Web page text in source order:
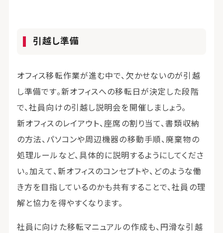
引越し準備
オフィス移転作業が進む中で、欠かせないのが引越
し準備です。新オフィスへの移転日が決定した段階
で、社員向けの引越し説明会を開催しましょう。
新オフィスのレイアウト、座席の割り当て、書類収納
の方法、パソコンや周辺機器の移動手順、廃棄物の
処理ルールなど、具体的に説明するようにしてくださ
い。加えて、新オフィスのコンセプトや、どのような働
き方を目指しているのかも共有することで、社員の理
解と協力を得やすくなります。
社員に向けた移転マニュアルの作成も、円滑な引越